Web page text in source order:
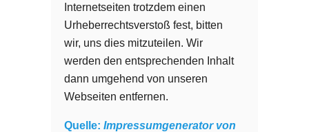
Internetseiten trotzdem einen
Urheberrechtsverstoß fest, bitten
wir, uns dies mitzuteilen. Wir
werden den entsprechenden Inhalt
dann umgehend von unseren
Webseiten entfernen.
Quelle: Impressumgenerator von